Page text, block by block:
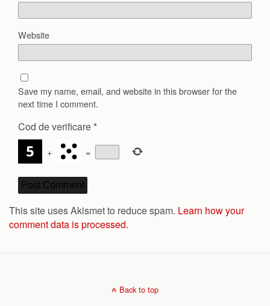
Website
Save my name, email, and website in this browser for the
next time I comment.
Cod de verificare *
+ =
This site uses Akismet to reduce spam. Learn how your
comment data is processed.
Back to top